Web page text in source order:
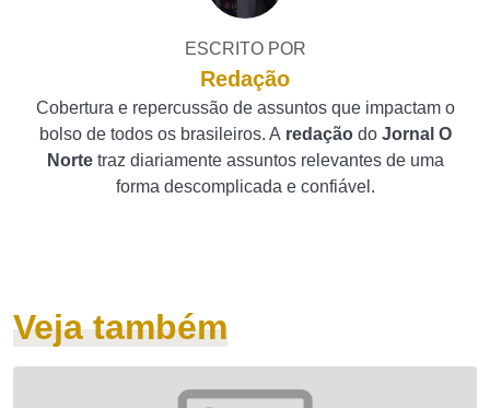
ESCRITO POR
Redação
Cobertura e repercussão de assuntos que impactam o
bolso de todos os brasileiros. A redação do Jornal O
Norte traz diariamente assuntos relevantes de uma
forma descomplicada e confiável.
Veja também